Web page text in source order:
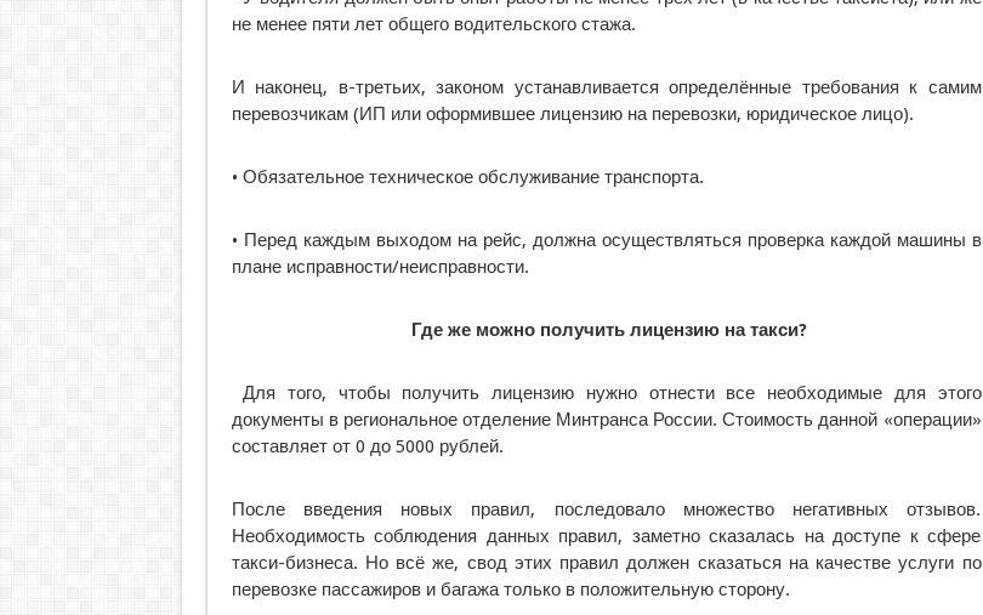
не менее пяти лет общего водительского стажа.
И наконец, в-третьих, законом устанавливается определённые требования к самим
перевозчикам (ИП или оформившее лицензию на перевозки, юридическое лицо).
• Обязательное техническое обслуживание транспорта.
• Перед каждым выходом на рейс, должна осуществляться проверка каждой машины в
плане исправности/неисправности.
Где же можно получить лицензию на такси?
Для того, чтобы получить лицензию нужно отнести все необходимые для этого
документы в региональное отделение Минтранса России. Стоимость данной «операции»
составляет от 0 до 5000 рублей.
После введения новых правил, последовало множество негативных отзывов.
Необходимость соблюдения данных правил, заметно сказалась на доступе к сфере
такси-бизнеса. Но всё же, свод этих правил должен сказаться на качестве услуги по
перевозке пассажиров и багажа только в положительную сторону.